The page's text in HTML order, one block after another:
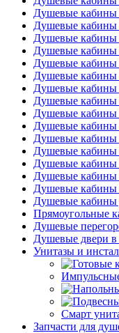
Душевые кабины
Душевые кабины
Душевые кабины
Душевые кабины
Душевые кабины
Душевые кабины
Душевые кабины
Душевые кабины
Душевые кабины
Душевые кабины
Душевые кабины
Душевые кабины
Душевые кабины
Душевые кабины
Душевые кабины
Душевые кабины
Прямоугольные
Душевые
Душевые двери
Унитазы и
Смарт
Запчасти для